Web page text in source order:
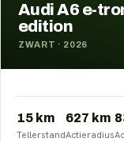
Audi A6 e-
edition
ZWART · 2026
15 km
Tellerstand
627 km
Actieradius